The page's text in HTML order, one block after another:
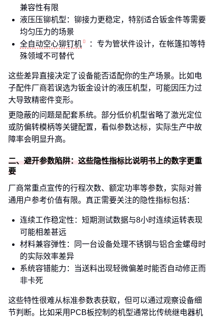
兼容性有限
液压压铆机型：铆接力更稳定，特别适合钣金件等需要
均匀压力的场景
全自动空心铆钉机
：专为管状件设计，在帐篷扣等特
殊领域不可替代
这些差异直接决定了设备能否适配你的生产场景。比如电
子配件厂商若误选为钣金设计的液压机型，可能因压力过
大导致精密件变形。
更隐蔽的问题是配套系统。部分低价机型省略了激光定位
或防偏转模柄等关键配置，看似参数达标，实际生产中故
障率会明显升高。
二、避开参数陷阱：这些隐性指标比说明书上的数字更重
要
厂商常重点宣传的行程次数、额定功率等参数，实际对普
通用户参考价值有限。真正需要关注的隐性指标包括：
连续工作稳定性：短期测试数据与8小时连续运转表现
可能相差甚远
材料兼容弹性：同一台设备处理不锈钢与铝合金螺母时
的实际效率差异
系统容错能力：当送料出现轻微偏差时能否自动修正而
非卡死
这些特性很难从标准参数表获取，但可以通过观察设备细
节判断。比如采用PCB板控制的机型通常比传统继电器机